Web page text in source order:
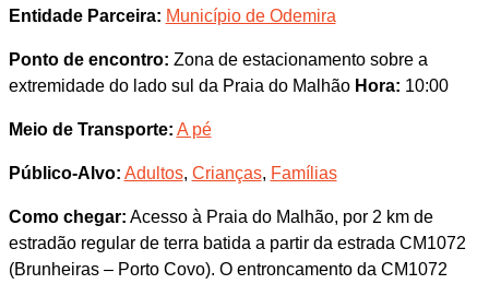
Entidade Parceira: Município de Odemira
Ponto de encontro: Zona de estacionamento sobre a
extremidade do lado sul da Praia do Malhão Hora: 10:00
Meio de Transporte: A pé
Público-Alvo: Adultos, Crianças, Famílias
Como chegar: Acesso à Praia do Malhão, por 2 km de
estradão regular de terra batida a partir da estrada CM1072
(Brunheiras – Porto Covo). O entroncamento da CM1072